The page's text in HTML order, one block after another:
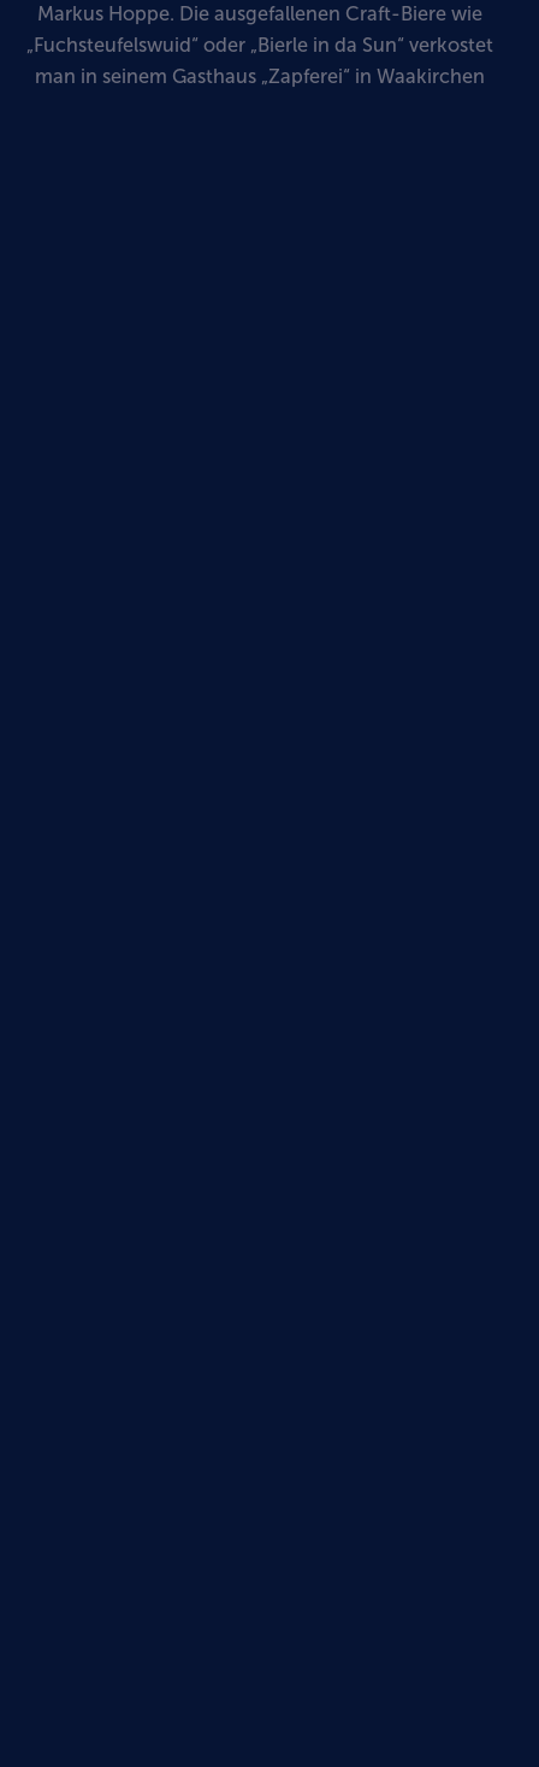
Markus Hoppe. Die ausgefallenen Craft-Biere wie
„Fuchsteufelswuid“ oder „Bierle in da Sun“ verkostet
man in seinem Gasthaus „Zapferei“ in Waakirchen